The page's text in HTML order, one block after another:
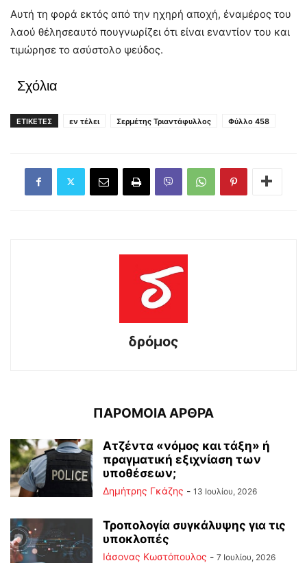
Αυτή τη φορά εκτός από την ηχηρή αποχή, έναμέρος του
λαού θέλησεαυτό πουγνωρίζει ότι είναι εναντίον του και
τιμώρησε το ασύστολο ψεύδος.
Σχόλια
ΕΤΙΚΕΤΕΣ εν τέλει Σερμέτης Τριαντάφυλλος Φύλλο 458
δρόμος
ΠΑΡΟΜΟΙΑ ΑΡΘΡΑ
Ατζέντα «νόμος και τάξη» ή
πραγματική εξιχνίαση των
υποθέσεων;
Δημήτρης Γκάζης - 13 Ιουλίου, 2026
Τροπολογία συγκάλυψης για τις
υποκλοπές
Ιάσονας Κωστόπουλος - 7 Ιουλίου, 2026